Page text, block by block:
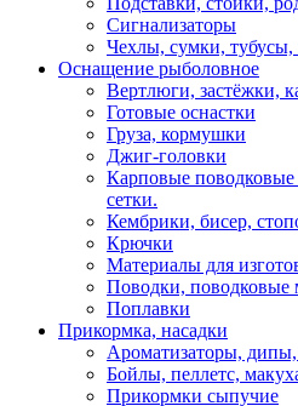
Сигнализаторы
Чехлы, сумки, тубусы,
Оснащение рыболовное
Вертлюги, застёжки,
Готовые оснастки
Груза, кормушки
Джиг-головки
Карповые
сетки.
Кембрики, бисер,
Крючки
Материалы для
Поводки, поводковые
Поплавки
Прикормка, насадки
Ароматизаторы, дипы,
Бойлы, пеллетс,
Прикормки сыпучие